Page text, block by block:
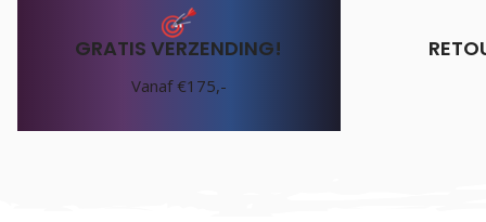
GRATIS VERZENDING!
Vanaf €175,-